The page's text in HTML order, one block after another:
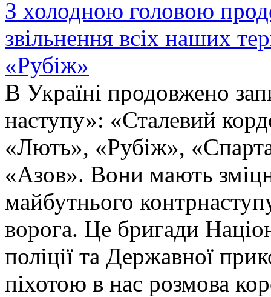
З холодною головою
звільнення всіх наших
«Рубіж»
В Україні продовжено
наступу»: «Сталевий
«Лють», «Рубіж»,
«Азов». Вони мають
майбутнього
ворога. Це бригади
поліції та Державної
піхотою в нас розмова